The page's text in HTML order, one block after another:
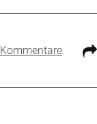
Kommentare